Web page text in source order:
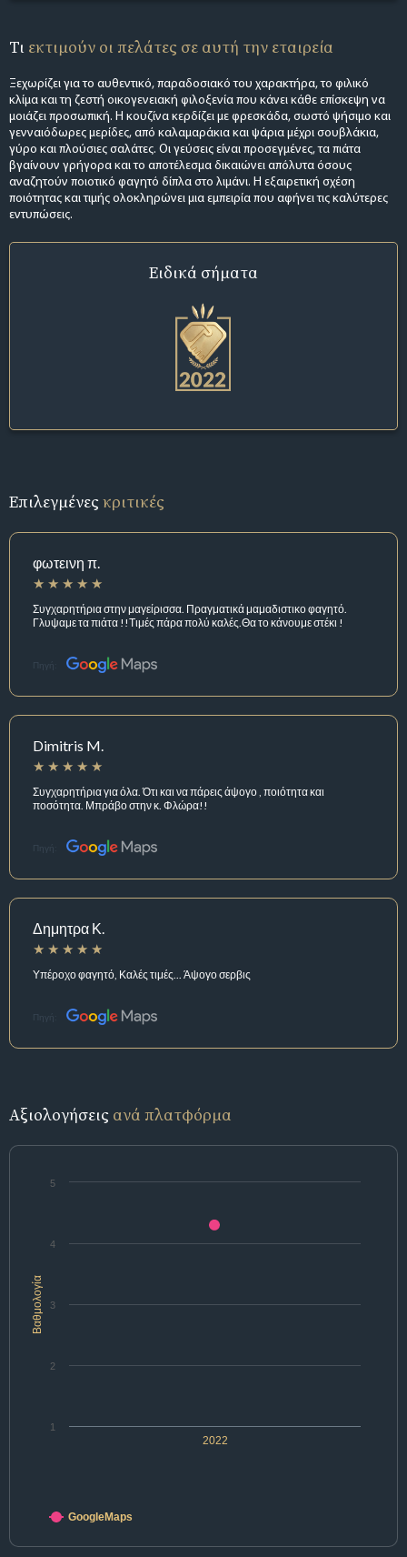
Τι εκτιμούν οι πελάτες σε αυτή την εταιρεία
Ξεχωρίζει για το αυθεντικό, παραδοσιακό του χαρακτήρα, το φιλικό
κλίμα και τη ζεστή οικογενειακή φιλοξενία που κάνει κάθε επίσκεψη να
μοιάζει προσωπική. Η κουζίνα κερδίζει με φρεσκάδα, σωστό ψήσιμο και
γενναιόδωρες μερίδες, από καλαμαράκια και ψάρια μέχρι σουβλάκια,
γύρο και πλούσιες σαλάτες. Οι γεύσεις είναι προσεγμένες, τα πιάτα
βγαίνουν γρήγορα και το αποτέλεσμα δικαιώνει απόλυτα όσους
αναζητούν ποιοτικό φαγητό δίπλα στο λιμάνι. Η εξαιρετική σχέση
ποιότητας και τιμής ολοκληρώνει μια εμπειρία που αφήνει τις καλύτερες
εντυπώσεις.
Ειδικά σήματα
Επιλεγμένεςκριτικές
φωτεινη π.
Συγχαρητήρια στην μαγείρισσα. Πραγματικά μαμαδιστικο φαγητό.
Γλυψαμε τα πιάτα !!Τιμές πάρα πολύ καλές.Θα το κάνουμε στέκι !
Πηγή:
Dimitris M.
Συγχαρητήρια για όλα. Ότι και να πάρεις άψογο , ποιότητα και
ποσότητα. Μπράβο στην κ. Φλώρα!!
Πηγή:
Δημητρα Κ.
Υπέροχο φαγητό, Καλές τιμές... Άψογο σερβις
Πηγή:
Αξιολογήσεις ανά πλατφόρμα
Βαθμολογία
2022
1
2
3
4
5
GoogleMaps